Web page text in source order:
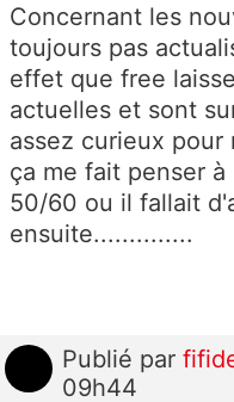
Concernant les
toujours pas
effet que free
actuelles et sont
assez curieux pour
ça me fait penser
50/60 ou il fallait
ensuite..............
Publié par
09h44